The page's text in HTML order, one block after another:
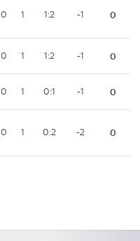
0 1 1:2 -1 0
0 1 1:2 -1 0
0 1 0:1 -1 0
0 1 0:2 -2 0